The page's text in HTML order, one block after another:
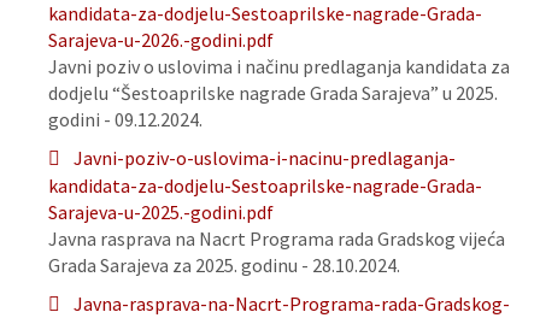
kandidata-za-dodjelu-Sestoaprilske-nagrade-Grada-
Sarajeva-u-2026.-godini.pdf
Javni poziv o uslovima i načinu predlaganja kandidata za
dodjelu “Šestoaprilske nagrade Grada Sarajeva” u 2025.
godini - 09.12.2024.
Javni-poziv-o-uslovima-i-nacinu-predlaganja-
kandidata-za-dodjelu-Sestoaprilske-nagrade-Grada-
Sarajeva-u-2025.-godini.pdf
Javna rasprava na Nacrt Programa rada Gradskog vijeća
Grada Sarajeva za 2025. godinu - 28.10.2024.
Javna-rasprava-na-Nacrt-Programa-rada-Gradskog-